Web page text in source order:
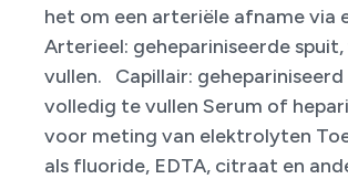
het om een arteriële afname via
Arterieel: gehepariniseerde
vullen. Capillair: gehepariniseerd
volledig te vullen Serum of
voor meting van elektrolyten
als fluoride, EDTA, citraat en